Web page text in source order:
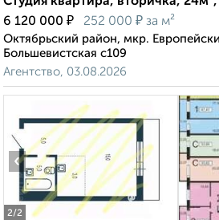
6 120 000 ₽ 252 000 ₽ за м²
Октябрьский район, мкр.
Большевистская с109
Агентство, 03.08.2026
2/2
‹